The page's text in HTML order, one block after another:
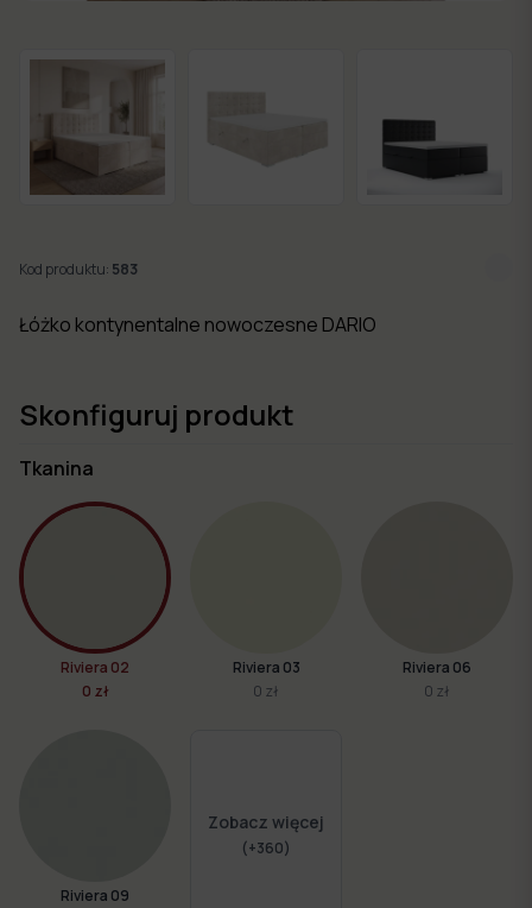
dni
Nowości
Kolekcje
mebli
Kod produktu: 583
Łóżko kontynentalne nowoczesne DARIO
Skonfiguruj produkt
Tkanina
Riviera 02
0 zł
Riviera 03
0 zł
Riviera 06
0 zł
Riviera 09
Zobacz więcej
(+360)